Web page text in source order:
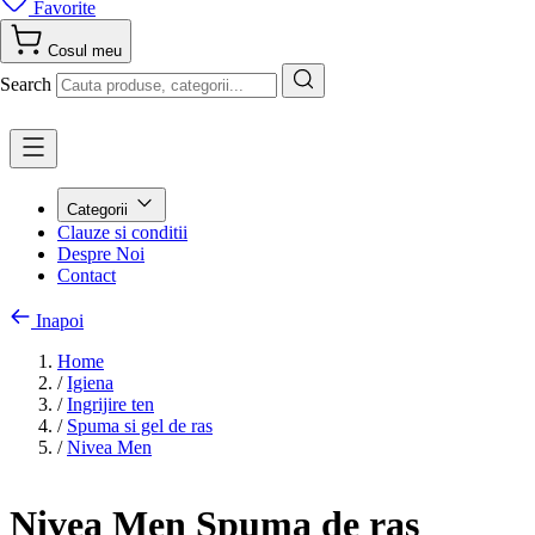
Favorite
Cosul meu
Search
Categorii
Clauze si conditii
Despre Noi
Contact
Inapoi
Home
/ Igiena
/ Ingrijire ten
/ Spuma si gel de ras
/ Nivea Men
Nivea Men Spuma de ras